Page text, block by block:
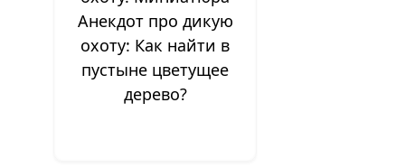
Анекдот про дикую
охоту: Как найти в
пустыне цветущее
дерево?